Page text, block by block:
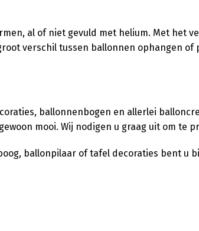
al of niet gevuld met helium. Met het
verschil tussen ballonnen ophangen
ballonnenbogen en allerlei
mooi. Wij nodigen u graag uit om te
ballonpilaar of tafel decoraties bent u